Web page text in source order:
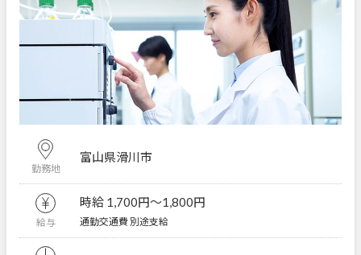
勤務地
富山県滑川市
給与
時給 1,700円〜1,800円
通勤交通費 別途支給